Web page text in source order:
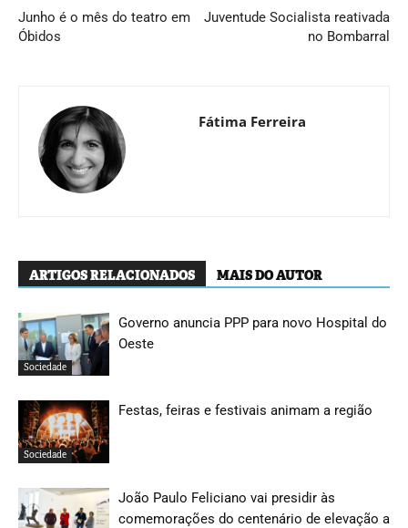
Junho é o mês do teatro em
Óbidos
Juventude Socialista reativada
no Bombarral
Fátima Ferreira
ARTIGOS RELACIONADOS MAIS DO AUTOR
Sociedade
Governo anuncia PPP para novo Hospital do
Oeste
Sociedade
Festas, feiras e festivais animam a região
João Paulo Feliciano vai presidir às
comemorações do centenário de elevação a